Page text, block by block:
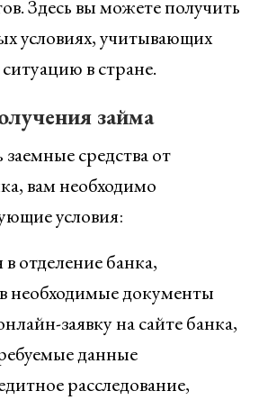
Здесь вы можете получить
условиях, учитывающих
в стране.
займа
средства от
вам необходимо
условия:
отделение банка,
необходимые документы
заявку на сайте банка,
данные
расследование,